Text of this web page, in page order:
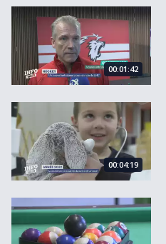
Un nouvel entraîneur pour
00:01:42
La science et la santé dans
00:04:19
De nouveaux locaux pour